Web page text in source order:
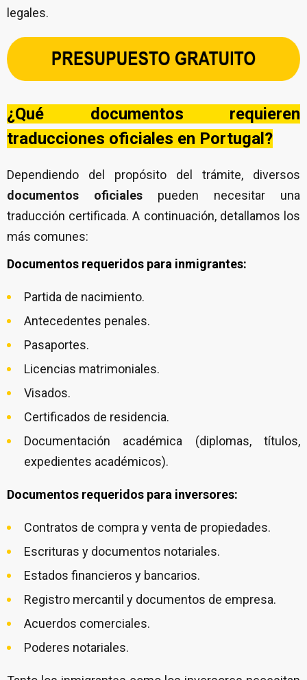
legales.
¿Qué documentos requieren
traducciones oficiales en Portugal?
Dependiendo del propósito del trámite, diversos
documentos oficiales pueden necesitar una
traducción certificada. A continuación, detallamos los
más comunes:
Documentos requeridos para inmigrantes:
Partida de nacimiento.
Antecedentes penales.
Pasaportes.
Licencias matrimoniales.
Visados.
Certificados de residencia.
Documentación académica (diplomas, títulos,
expedientes académicos).
Documentos requeridos para inversores:
Contratos de compra y venta de propiedades.
Escrituras y documentos notariales.
Estados financieros y bancarios.
Registro mercantil y documentos de empresa.
Acuerdos comerciales.
Poderes notariales.